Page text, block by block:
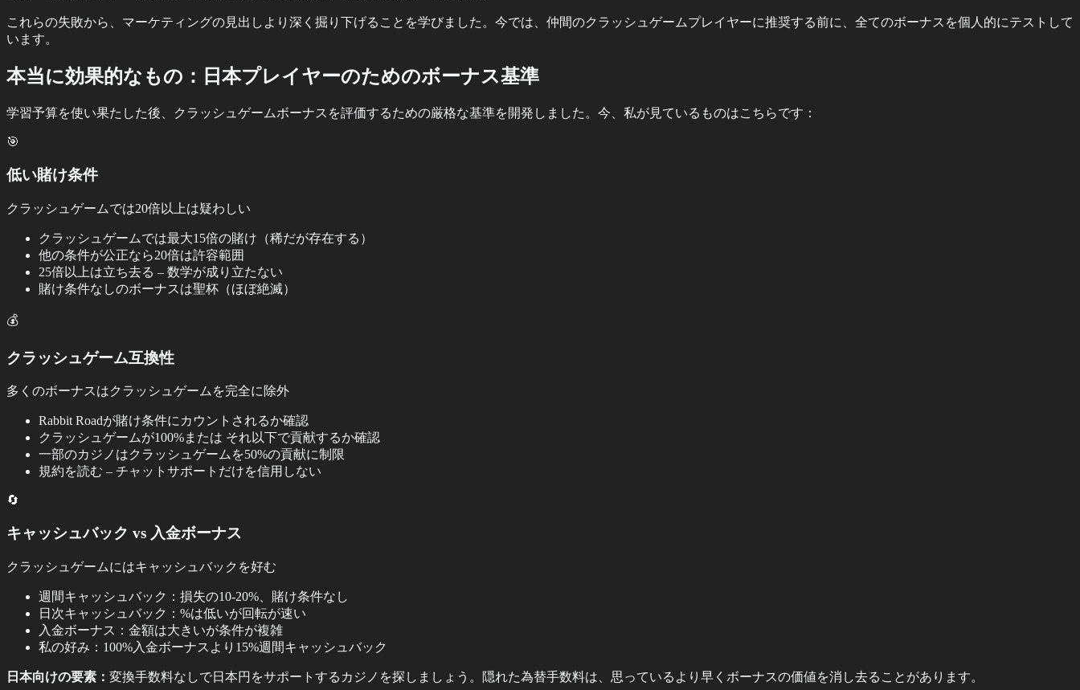
これらの失敗から、マーケティングの見出しより深く掘り下げることを学びました。今では、仲間のクラッシュゲームプレイヤーに推奨する前に、全てのボーナスを個人的にテストして
います。
本当に効果的なもの：日本プレイヤーのためのボーナス基準
学習予算を使い果たした後、クラッシュゲームボーナスを評価するための厳格な基準を開発しました。今、私が見ているものはこちらです：
🎯
低い賭け条件
クラッシュゲームでは20倍以上は疑わしい
クラッシュゲームでは最大15倍の賭け（稀だが存在する）
他の条件が公正なら20倍は許容範囲
25倍以上は立ち去る – 数学が成り立たない
賭け条件なしのボーナスは聖杯（ほぼ絶滅）
💰
クラッシュゲーム互換性
多くのボーナスはクラッシュゲームを完全に除外
Rabbit Roadが賭け条件にカウントされるか確認
クラッシュゲームが100%または それ以下で貢献するか確認
一部のカジノはクラッシュゲームを50%の貢献に制限
規約を読む – チャットサポートだけを信用しない
🔄
キャッシュバック vs 入金ボーナス
クラッシュゲームにはキャッシュバックを好む
週間キャッシュバック：損失の10-20%、賭け条件なし
日次キャッシュバック：%は低いが回転が速い
入金ボーナス：金額は大きいが条件が複雑
私の好み：100%入金ボーナスより15%週間キャッシュバック
日本向けの要素： 変換手数料なしで日本円をサポートするカジノを探しましょう。隠れた為替手数料は、思っているより早くボーナスの価値を消し去ることがあります。